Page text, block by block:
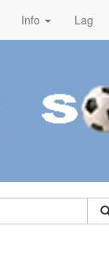
Info Lag